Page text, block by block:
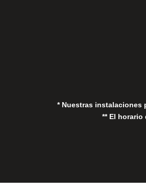
* Nuestras instalaciones
** El horario